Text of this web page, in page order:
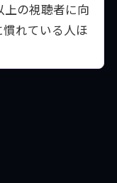
上の視聴者に向
れている人ほ